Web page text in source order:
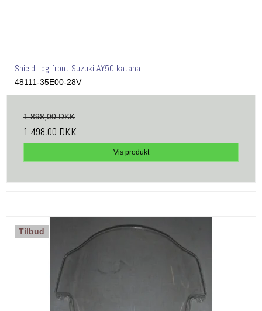
Shield, leg front Suzuki AY50 katana
48111-35E00-28V
1.898,00 DKK
1.498,00 DKK
Vis produkt
Tilbud